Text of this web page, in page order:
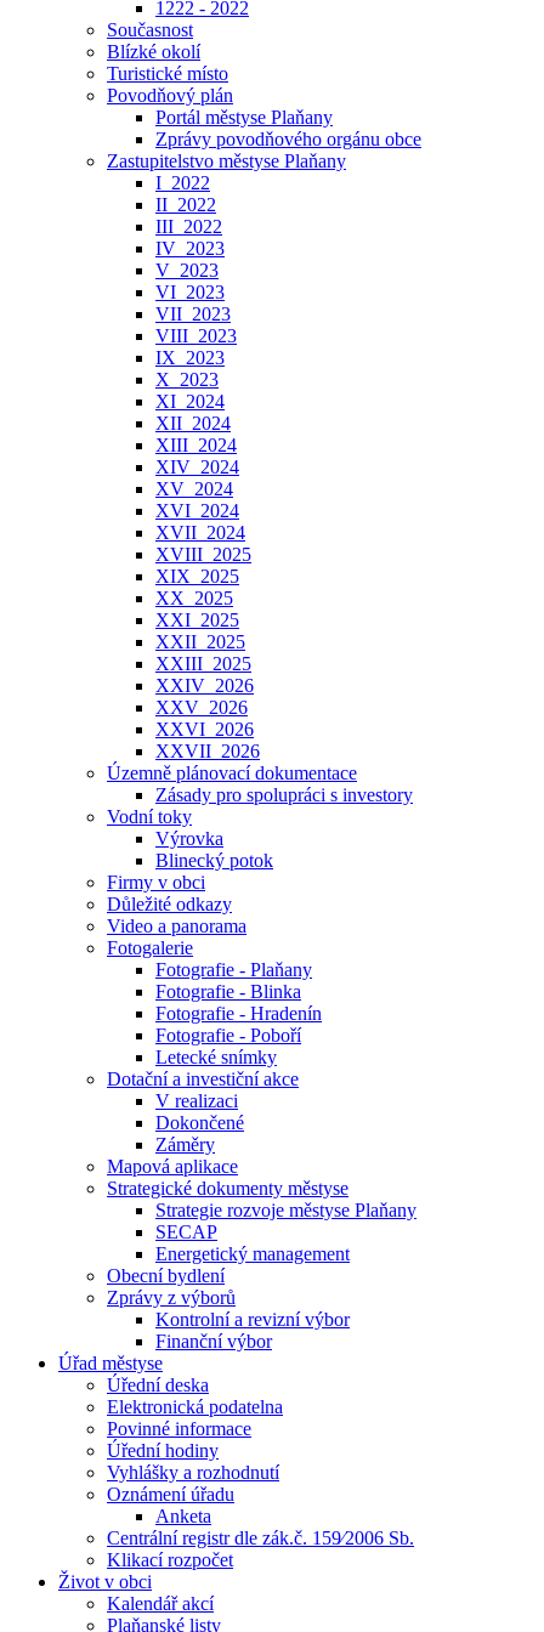
1222 - 2022
Současnost
Blízké okolí
Turistické místo
Povodňový plán
Portál městyse Plaňany
Zprávy povodňového orgánu obce
Zastupitelstvo městyse Plaňany
I_2022
II_2022
III_2022
IV_2023
V_2023
VI_2023
VII_2023
VIII_2023
IX_2023
X_2023
XI_2024
XII_2024
XIII_2024
XIV_2024
XV_2024
XVI_2024
XVII_2024
XVIII_2025
XIX_2025
XX_2025
XXI_2025
XXII_2025
XXIII_2025
XXIV_2026
XXV_2026
XXVI_2026
XXVII_2026
Územně plánovací dokumentace
Zásady pro spolupráci s investory
Vodní toky
Výrovka
Blinecký potok
Firmy v obci
Důležité odkazy
Video a panorama
Fotogalerie
Fotografie - Plaňany
Fotografie - Blinka
Fotografie - Hradenín
Fotografie - Poboří
Letecké snímky
Dotační a investiční akce
V realizaci
Dokončené
Záměry
Mapová aplikace
Strategické dokumenty městyse
Strategie rozvoje městyse Plaňany
SECAP
Energetický management
Obecní bydlení
Zprávy z výborů
Kontrolní a revizní výbor
Finanční výbor
Úřad městyse
Úřední deska
Elektronická podatelna
Povinné informace
Úřední hodiny
Vyhlášky a rozhodnutí
Oznámení úřadu
Anketa
Centrální registr dle zák.č. 159⁄2006 Sb.
Klikací rozpočet
Život v obci
Kalendář akcí
Plaňanské listy